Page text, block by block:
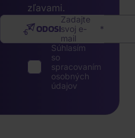
zľavami.
Zadajte
svoj e-
mail
ODOSLAŤ
Súhlasím
so
spracovaním
osobných
údajov